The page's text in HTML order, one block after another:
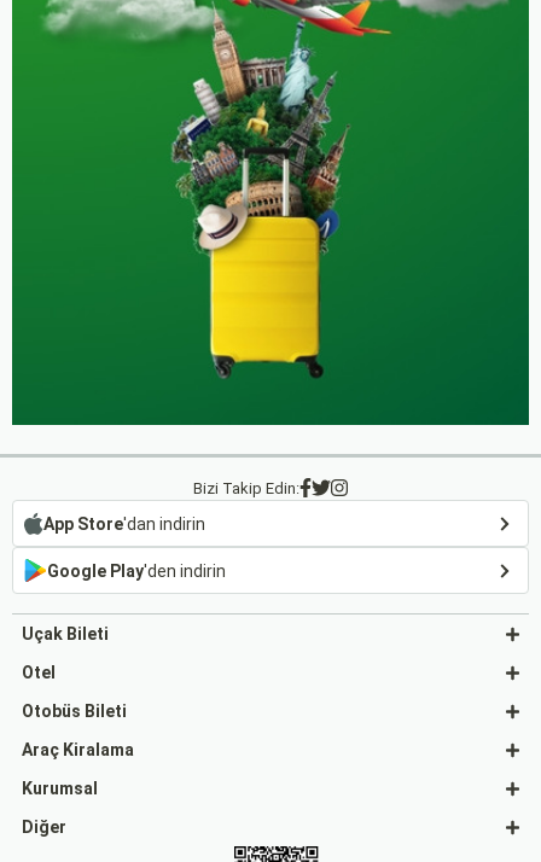
Bizi Takip Edin:
App Store'dan indirin
Google Play'den indirin
Uçak Bileti
Otel
Otobüs Bileti
Araç Kiralama
Kurumsal
Diğer